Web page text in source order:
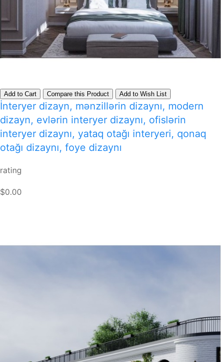
Add to Cart Compare this Product Add to Wish List
İnteryer dizayn, mənzillərin dizaynı, modern
dizayn, evlərin interyer dizaynı, ofislərin
interyer dizaynı, yataq otağı interyeri, qonaq
otağı dizaynı, foye dizaynı
rating
$0.00